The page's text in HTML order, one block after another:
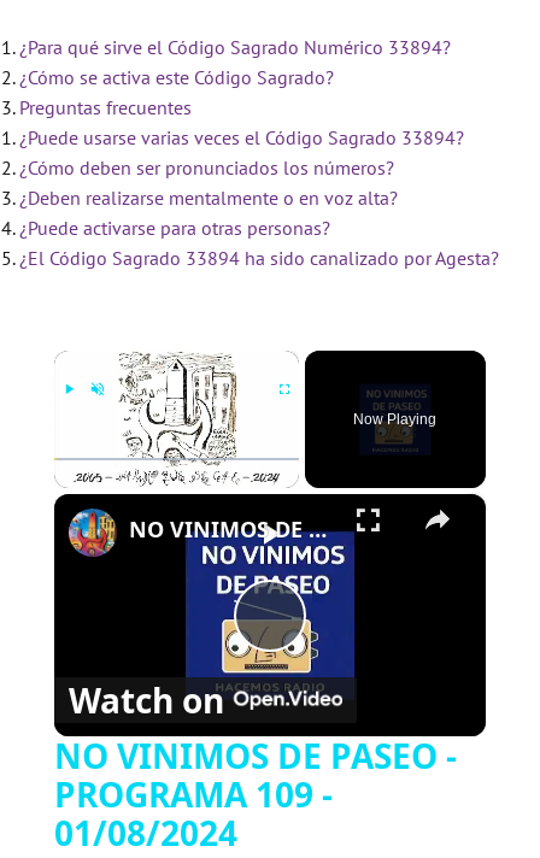
¿Para qué sirve el Código Sagrado Numérico 33894?
¿Cómo se activa este Código Sagrado?
Preguntas frecuentes
¿Puede usarse varias veces el Código Sagrado 33894?
¿Cómo deben ser pronunciados los números?
¿Deben realizarse mentalmente o en voz alta?
¿Puede activarse para otras personas?
¿El Código Sagrado 33894 ha sido canalizado por Agesta?
×
Now Playing
×
P
a
NO VINIMOS DE PASEO - PROGRAMA 109 - 01/08/2024
Watch on
NO VINIMOS DE PASEO -
PROGRAMA 109 -
01/08/2024